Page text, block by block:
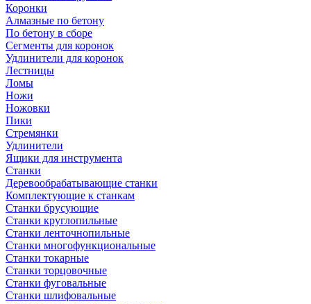
Коронки
Алмазные по бетону
По бетону в сборе
Сегменты для коронок
Удлинители для коронок
Лестницы
Ломы
Ножи
Ножовки
Пики
Стремянки
Удлинители
Ящики для инструмента
Станки
Деревообрабатывающие станки
Комплектующие к станкам
Станки брусующие
Станки круглопильные
Станки ленточнопильные
Станки многофункциональные
Станки токарные
Станки торцовочные
Станки фуговальные
Станки шлифовальные